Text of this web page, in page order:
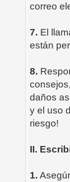
correo
7. El
están
8.
daños
y el uso
riesgo!
II.
1.